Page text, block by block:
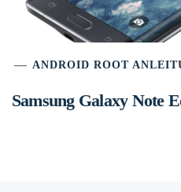
ANDROID ROOT
Samsung Galaxy Note